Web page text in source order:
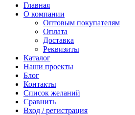
Главная
О компании
Оптовым покупателям
Оплата
Доставка
Реквизиты
Каталог
Наши проекты
Блог
Контакты
Список желаний
Сравнить
Вход / регистрация